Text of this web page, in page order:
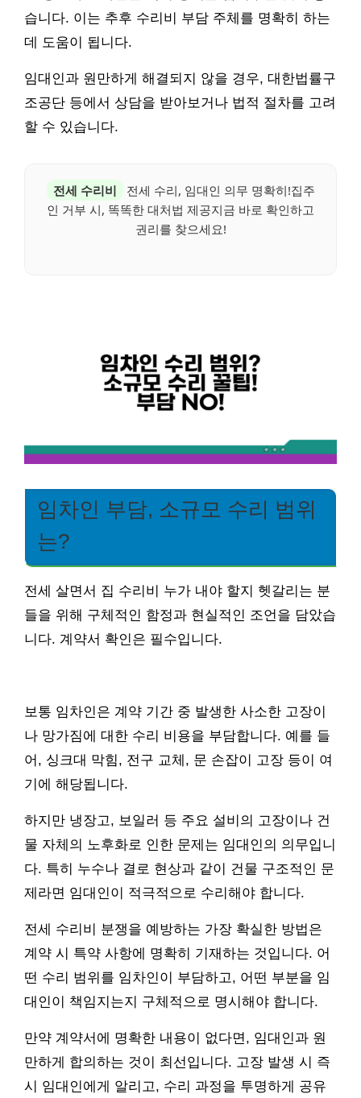
습니다. 이는 추후 수리비 부담 주체를 명확히 하는
데 도움이 됩니다.
임대인과 원만하게 해결되지 않을 경우, 대한법률구
조공단 등에서 상담을 받아보거나 법적 절차를 고려
할 수 있습니다.
전세 수리비
전세 수리, 임대인 의무 명확히!집주
인 거부 시, 똑똑한 대처법 제공지금 바로 확인하고
권리를 찾으세요!
임차인 부담, 소규모 수리 범위
는?
전세 살면서 집 수리비 누가 내야 할지 헷갈리는 분
들을 위해 구체적인 함정과 현실적인 조언을 담았습
니다. 계약서 확인은 필수입니다.
보통 임차인은 계약 기간 중 발생한 사소한 고장이
나 망가짐에 대한 수리 비용을 부담합니다. 예를 들
어, 싱크대 막힘, 전구 교체, 문 손잡이 고장 등이 여
기에 해당됩니다.
하지만 냉장고, 보일러 등 주요 설비의 고장이나 건
물 자체의 노후화로 인한 문제는 임대인의 의무입니
다. 특히 누수나 결로 현상과 같이 건물 구조적인 문
제라면 임대인이 적극적으로 수리해야 합니다.
전세 수리비 분쟁을 예방하는 가장 확실한 방법은
계약 시 특약 사항에 명확히 기재하는 것입니다. 어
떤 수리 범위를 임차인이 부담하고, 어떤 부분을 임
대인이 책임지는지 구체적으로 명시해야 합니다.
만약 계약서에 명확한 내용이 없다면, 임대인과 원
만하게 합의하는 것이 최선입니다. 고장 발생 시 즉
시 임대인에게 알리고, 수리 과정을 투명하게 공유